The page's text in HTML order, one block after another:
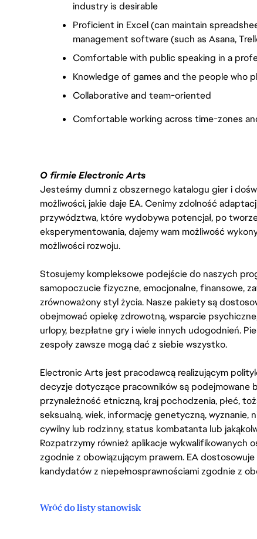
industry is desirable
Proficient in Excel (can maintain
management software (such as Asana,
Comfortable with public speaking in a
Knowledge of games and the people who
Collaborative and team-oriented
Comfortable working across time-zones
O firmie Electronic Arts
Jesteśmy dumni z obszernego katalogu gier i
możliwości, jakie daje EA. Cenimy zdolność
przywództwa, które wydobywa potencjał, po
eksperymentowania, dajemy wam możliwość
możliwości rozwoju.
Stosujemy kompleksowe podejście do naszych
samopoczucie fizyczne, emocjonalne, finansowe,
zrównoważony styl życia. Nasze pakiety są
obejmować opiekę zdrowotną, wsparcie
urlopy, bezpłatne gry i wiele innych udogodnień.
zespoły zawsze mogą dać z siebie wszystko.
Electronic Arts jest pracodawcą realizującym
decyzje dotyczące pracowników są podejmowane
przynależność etniczną, kraj pochodzenia, płeć,
seksualną, wiek, informację genetyczną, wyznanie,
cywilny lub rodzinny, status kombatanta lub
Rozpatrzymy również aplikacje wykwalifikowanych
zgodnie z obowiązującym prawem. EA
kandydatów z niepełnosprawnościami zgodnie z
Wróć do listy stanowisk